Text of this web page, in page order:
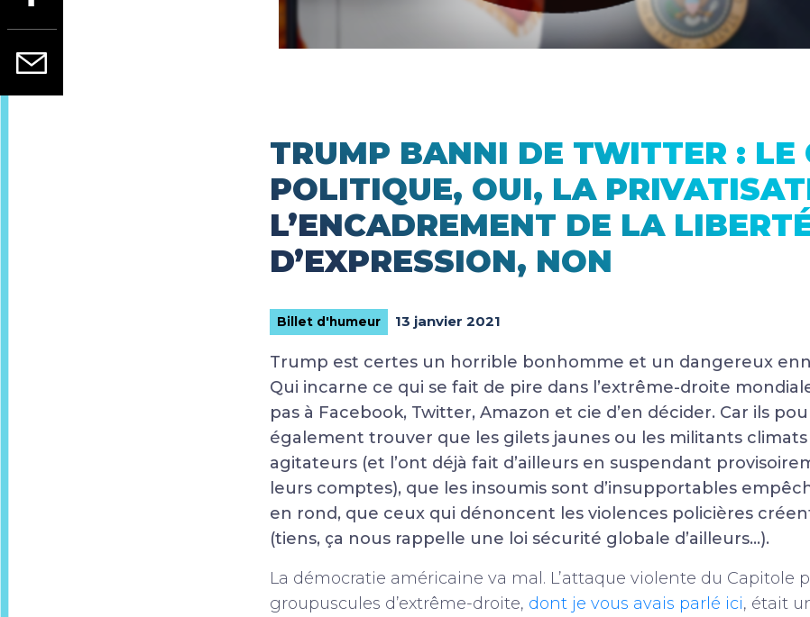
TRUMP BANNI DE TWITTER : LE
POLITIQUE, OUI, LA
L’ENCADREMENT DE LA
D’EXPRESSION, NON
Billet d'humeur 13 janvier 2021
Trump est certes un horrible bonhomme et un dangereux
Qui incarne ce qui se fait de pire dans l’extrême-droite
pas à Facebook, Twitter, Amazon et cie d’en décider. Car ils
également trouver que les gilets jaunes ou les militants climats
agitateurs (et l’ont déjà fait d’ailleurs en suspendant
leurs comptes), que les insoumis sont d’insupportables
en rond, que ceux qui dénoncent les violences policières
(tiens, ça nous rappelle une loi sécurité globale d’ailleurs…).
La démocratie américaine va mal. L’attaque violente du Capitole
groupuscules d’extrême-droite, dont je vous avais parlé ici, était